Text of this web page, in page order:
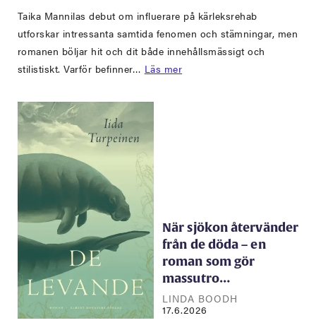
Taika Mannilas debut om influerare på kärleksrehab
utforskar intressanta samtida fenomen och stämningar, men
romanen böljar hit och dit både innehållsmässigt och
stilistiskt. Varför befinner… Läs mer
När sjökon återvänder
från de döda – en
roman som gör
massutro…
LINDA BOODH
17.6.2026